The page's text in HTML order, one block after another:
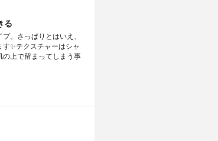
る
。さっぱりとはいえ、
✨テクスチャーはシャ
上で留まってしまう事